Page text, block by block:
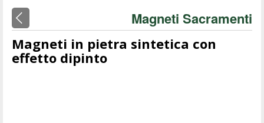
Magneti Sacramenti
Magneti in pietra sintetica con
effetto dipinto